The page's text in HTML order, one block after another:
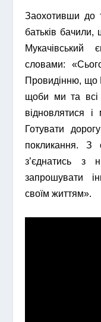
Заохотивши до
батьків бачили,
Мукачівський
словами:
Провидінню, що
щоби ми та всі
відновлятися
Готувати
покликання. З
з’єднатись
запрошувати
своїм життям».